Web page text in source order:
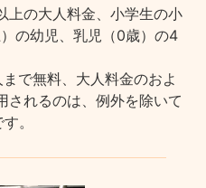
上の大人料金、小学生の小
の幼児、乳児（0歳）の4
で無料、大人料金のおよ
されるのは、例外を除いて
。